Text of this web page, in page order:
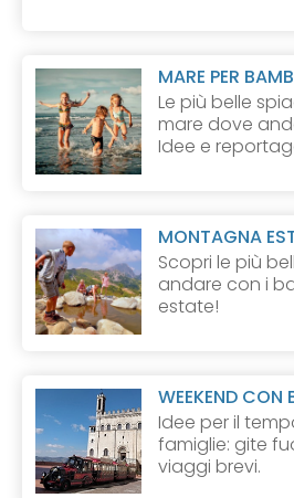
MARE PER
Le più belle
mare dove
Idee e
MONTAGNA
Scopri le più
andare con i
estate!
WEEKEND CON
Idee per il
famiglie: gite
viaggi brevi.